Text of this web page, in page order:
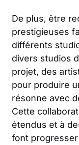
De plus, être
prestigieuses
différents
divers studios
projet, des
pour produire
résonne avec
Cette
étendus et à
font progresser